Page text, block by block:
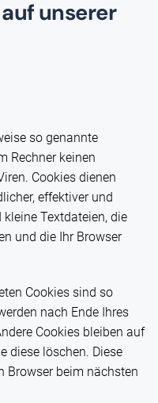
unserer
so genannte
Rechner keinen
Cookies dienen
effektiver und
Textdateien, die
und die Ihr Browser
Cookies sind so
nach Ende Ihres
Cookies bleiben auf
diese löschen. Diese
Browser beim nächsten